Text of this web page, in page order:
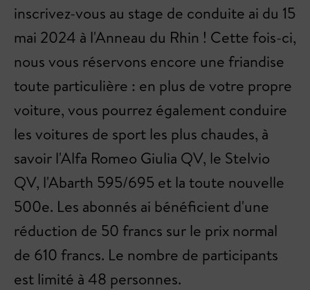
inscrivez-vous au stage de conduite ai du 15
mai 2024 à l'Anneau du Rhin ! Cette fois-ci,
nous vous réservons encore une friandise
toute particulière : en plus de votre propre
voiture, vous pourrez également conduire
les voitures de sport les plus chaudes, à
savoir l'Alfa Romeo Giulia QV, le Stelvio
QV, l'Abarth 595/695 et la toute nouvelle
500e. Les abonnés ai bénéficient d'une
réduction de 50 francs sur le prix normal
de 610 francs. Le nombre de participants
est limité à 48 personnes.